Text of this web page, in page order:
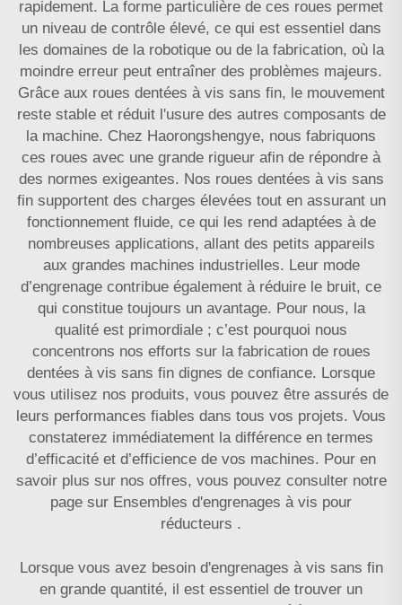
rapidement. La forme particulière de ces roues permet
un niveau de contrôle élevé, ce qui est essentiel dans
les domaines de la robotique ou de la fabrication, où la
moindre erreur peut entraîner des problèmes majeurs.
Grâce aux roues dentées à vis sans fin, le mouvement
reste stable et réduit l'usure des autres composants de
la machine. Chez Haorongshengye, nous fabriquons
ces roues avec une grande rigueur afin de répondre à
des normes exigeantes. Nos roues dentées à vis sans
fin supportent des charges élevées tout en assurant un
fonctionnement fluide, ce qui les rend adaptées à de
nombreuses applications, allant des petits appareils
aux grandes machines industrielles. Leur mode
d’engrenage contribue également à réduire le bruit, ce
qui constitue toujours un avantage. Pour nous, la
qualité est primordiale ; c’est pourquoi nous
concentrons nos efforts sur la fabrication de roues
dentées à vis sans fin dignes de confiance. Lorsque
vous utilisez nos produits, vous pouvez être assurés de
leurs performances fiables dans tous vos projets. Vous
constaterez immédiatement la différence en termes
d’efficacité et d’efficience de vos machines. Pour en
savoir plus sur nos offres, vous pouvez consulter notre
page sur Ensembles d'engrenages à vis pour
réducteurs .
Lorsque vous avez besoin d'engrenages à vis sans fin
en grande quantité, il est essentiel de trouver un